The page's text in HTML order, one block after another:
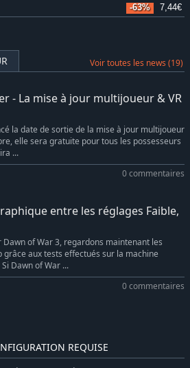
-63% 7,44€
Voir toutes les news (19)
- La mise à jour multijoueur & VR
la date de sortie de la mise à jour multijoueur
elle sera gratuite pour tous les possesseurs
...
0 commentaires
entre les réglages Faible,
of War 3, regardons maintenant les
grâce aux tests effectués sur la machine
Dawn of War ...
0 commentaires
REQUISE